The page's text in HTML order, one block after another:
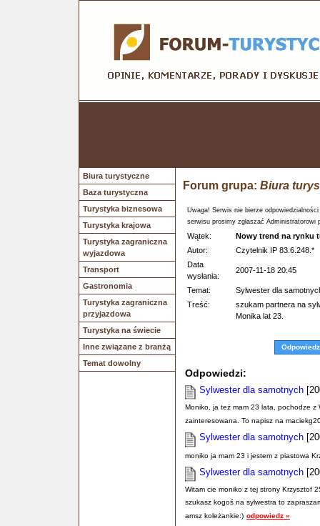
Biura turystyczne
Baza turystyczna
Turystyka biznesowa
Turystyka krajowa
Turystyka zagraniczna
wyjazdowa
Transport
Gastronomia
Turystyka zagraniczna
przyjazdowa
Turystyka na świecie
Inne związane z branżą
Temat dowolny
Forum grupa: Biura
Uwaga! Serwis nie bierze
serwisu prosimy zgłaszać Administratorowi
Wątek:
Nowy trend na rynku
Autor:
Czytelnik IP 83.6.248.*
Data
wysłania:
2007-11-18 20:45
Temat:
Sylwester dla
Treść:
szukam partnera na
Monika lat 23.
Odpowiedz
Odpowiedzi:
Sylwester dla samotnych
Moniko, ja też mam 23 lata, pochodze z
zainteresowana. To napisz na
Sylwester dla samotnych
moniko ja mam 23 i jestem z piastowa
Sylwester dla samotnych
Witam cie moniko z tej strony Krzysztof
szukasz kogoś na sylwestra to
amsz koleżankie:) odpowiedz »